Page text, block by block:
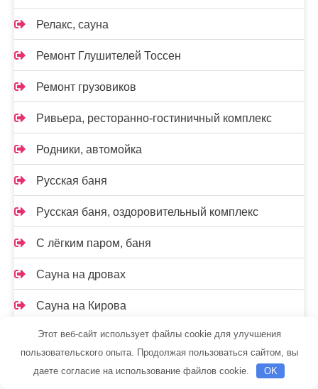
Релакс, сауна
Ремонт Глушителей Тоссен
Ремонт грузовиков
Ривьера, ресторанно-гостиничный комплекс
Родники, автомойка
Русская баня
Русская баня, оздоровительный комплекс
С лёгким паром, баня
Сауна на дровах
Сауна на Кирова
Сауна, Сауна
Сауны Питера, оздоровительный комплекс
Этот веб-сайт использует файлы cookie для улучшения
пользовательского опыта. Продолжая пользоваться сайтом, вы
даете согласие на использование файлов cookie.
OK